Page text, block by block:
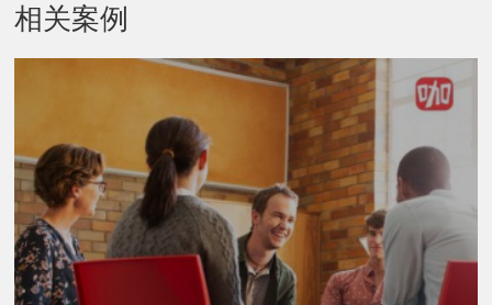
相关案例